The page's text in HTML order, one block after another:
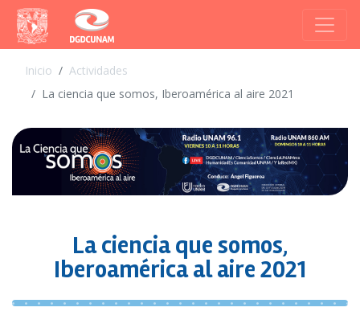
Inicio
Actividades
La ciencia que somos, Iberoamérica al aire 2021
La ciencia que somos,
Iberoamérica al aire 2021